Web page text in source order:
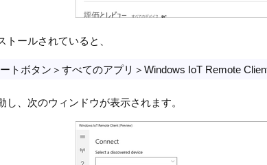
ールされていると、
＞すべてのアプリ＞Windows IoT Remote
し、次のウィンドウが表示されます。